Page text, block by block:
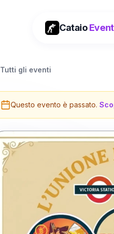
Cataio
Tutti gli eventi
Questo evento è passato.